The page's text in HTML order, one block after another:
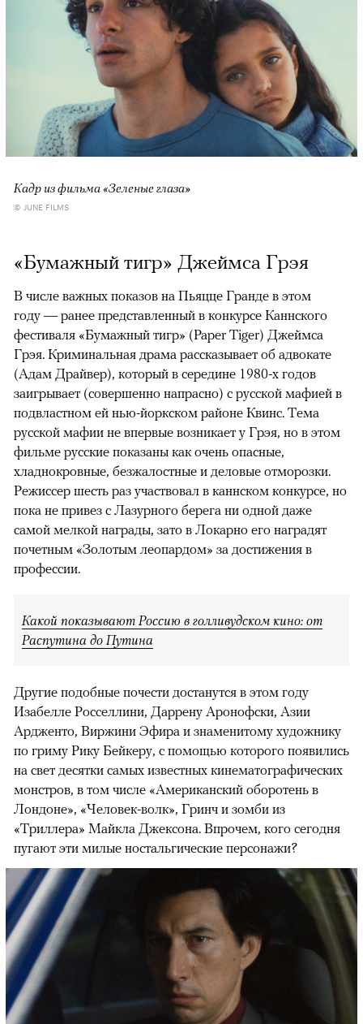
Кадр из фильма «Зеленые глаза»
© JUNE FILMS
«Бумажный тигр» Джеймса Грэя
В числе важных показов на Пьяцце Гранде в этом
году — ранее представленный в конкурсе Каннского
фестиваля «Бумажный тигр» (Paper Tiger) Джеймса
Грэя. Криминальная драма рассказывает об адвокате
(Адам Драйвер), который в середине 1980-х годов
заигрывает (совершенно напрасно) с русской мафией в
подвластном ей нью-йоркском районе Квинс. Тема
русской мафии не впервые возникает у Грэя, но в этом
фильме русские показаны как очень опасные,
хладнокровные, безжалостные и деловые отморозки.
Режиссер шесть раз участвовал в каннском конкурсе, но
пока не привез с Лазурного берега ни одной даже
самой мелкой награды, зато в Локарно его наградят
почетным «Золотым леопардом» за достижения в
профессии.
Какой показывают Россию в голливудском кино: от
Распутина до Путина
Другие подобные почести достанутся в этом году
Изабелле Росселлини, Даррену Аронофски, Азии
Ардженто, Виржини Эфира и знаменитому художнику
по гриму Рику Бейкеру, с помощью которого появились
на свет десятки самых известных кинематографических
монстров, в том числе «Американский оборотень в
Лондоне», «Человек-волк», Гринч и зомби из
«Триллера» Майкла Джексона. Впрочем, кого сегодня
пугают эти милые ностальгические персонажи?